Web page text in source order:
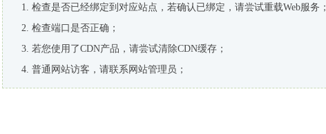
检查是否已经绑定到对应站点，若确认已绑定，请尝试重载Web服务；
检查端口是否正确；
若您使用了CDN产品，请尝试清除CDN缓存；
普通网站访客，请联系网站管理员；